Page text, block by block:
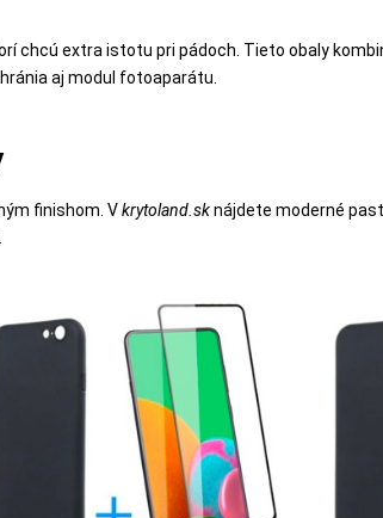
chcú extra istotu pri pádoch. Tieto obaly
aj modul fotoaparátu.
finishom. Vkrytoland.sknájdete moderné